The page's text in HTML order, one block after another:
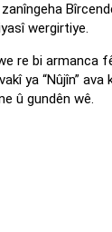
wergirtiye.
re bi armanca
ya “Nûjîn” ava
û gundên wê.